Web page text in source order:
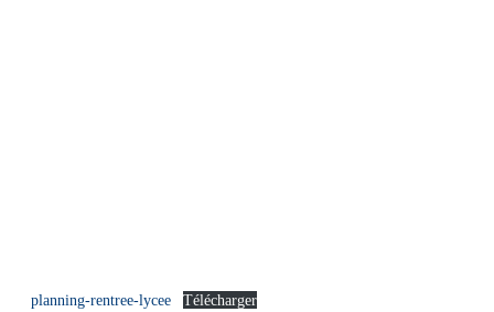
planning-rentree-lycee Télécharger